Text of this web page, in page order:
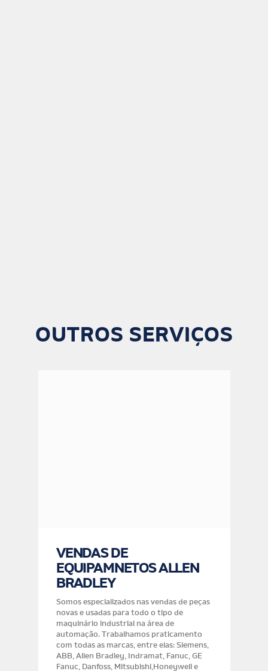
OUTROS SERVIÇOS
VENDAS DE
EQUIPAMNETOS ALLEN
BRADLEY
Somos especializados nas vendas de peças
novas e usadas para todo o tipo de
maquinário industrial na área de
automação. Trabalhamos praticamento
com todas as marcas, entre elas: Siemens,
ABB, Allen Bradley, Indramat, Fanuc, GE
Fanuc, Danfoss, Mitsubishi,Honeywell e